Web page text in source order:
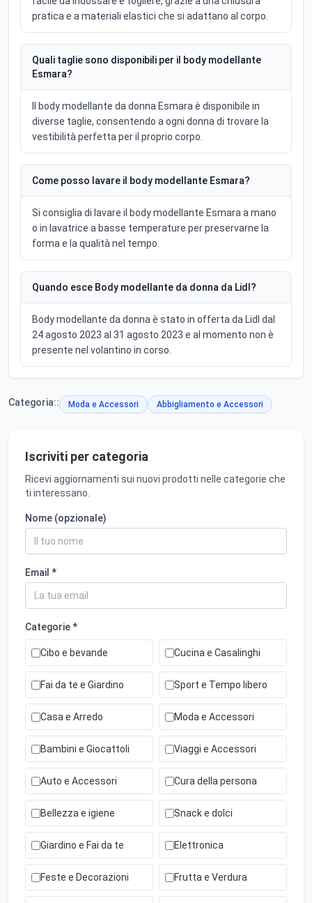
pratica e a materiali elastici che si adattano al corpo.
Quali taglie sono disponibili per il body modellante
Esmara?
Il body modellante da donna Esmara è disponibile in
diverse taglie, consentendo a ogni donna di trovare la
vestibilità perfetta per il proprio corpo.
Come posso lavare il body modellante Esmara?
Si consiglia di lavare il body modellante Esmara a mano
o in lavatrice a basse temperature per preservarne la
forma e la qualità nel tempo.
Quando esce Body modellante da donna da Lidl?
Body modellante da donna è stato in offerta da Lidl dal
24 agosto 2023 al 31 agosto 2023 e al momento non è
presente nel volantino in corso.
Categoria:: Moda e Accessori Abbigliamento e Accessori
Iscriviti per categoria
Ricevi aggiornamenti sui nuovi prodotti nelle categorie che
ti interessano.
Nome (opzionale)
Email *
Categorie *
Cibo e bevande Cucina e Casalinghi
Fai da te e Giardino Sport e Tempo libero
Casa e Arredo Moda e Accessori
Bambini e Giocattoli Viaggi e Accessori
Auto e Accessori Cura della persona
Bellezza e igiene Snack e dolci
Giardino e Fai da te Elettronica
Feste e Decorazioni Frutta e Verdura